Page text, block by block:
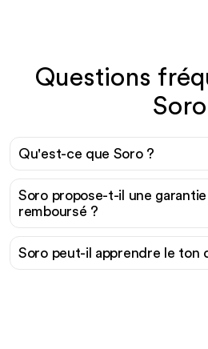
Questions
Soro
Qu'est-ce que Soro ?
Soro propose-t-il une
remboursé ?
Soro peut-il apprendre le ton